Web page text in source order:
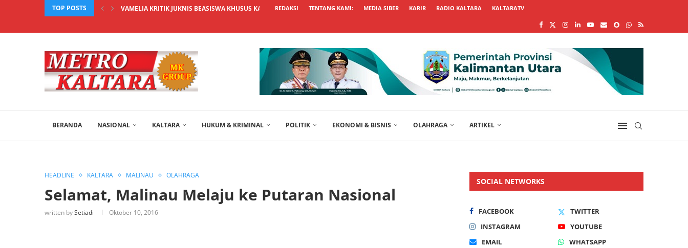
TOP POSTS VAMELIA KRITIK JUKNIS BEASISWA KHUSUS KALTARA UNGGUL, USUL...
REDAKSI TENTANG KAMI: MEDIA SIBER KARIR RADIO KALTARA KALTARATV
BERANDA NASIONAL KALTARA HUKUM & KRIMINAL POLITIK EKONOMI & BISNIS OLAHRAGA ARTIKEL
HEADLINE KALTARA MALINAU OLAHRAGA
Selamat, Malinau Melaju ke Putaran Nasional
written bySetiadi Oktober 10, 2016
SOCIAL NETWORKS
FACEBOOK
TWITTER
INSTAGRAM
YOUTUBE
EMAIL
WHATSAPP